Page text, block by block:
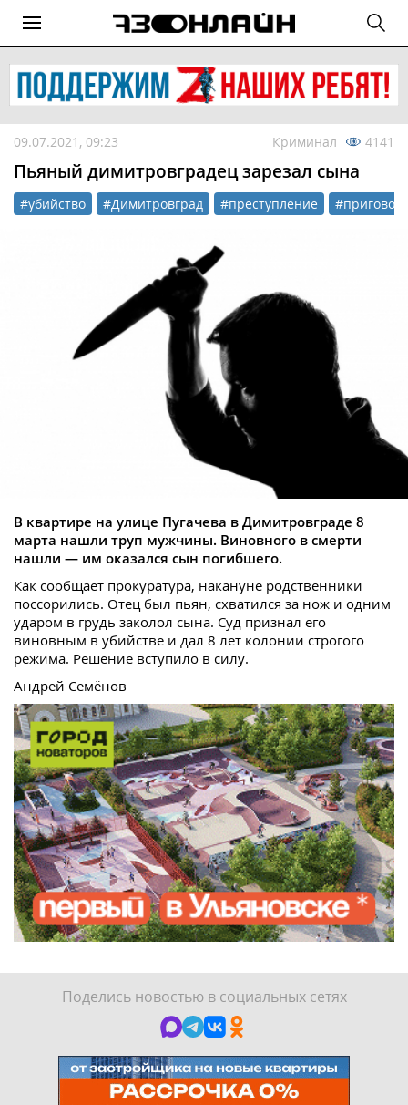
09.07.2021, 09:23 Криминал 4141
Пьяный димитровградец зарезал сына
#убийство #Димитровград #преступление #приговор
В квартире на улице Пугачева в Димитровграде 8
марта нашли труп мужчины. Виновного в смерти
нашли — им оказался сын погибшего.
Как сообщает прокуратура, накануне родственники
поссорились. Отец был пьян, схватился за нож и одним
ударом в грудь заколол сына. Суд признал его
виновным в убийстве и дал 8 лет колонии строгого
режима. Решение вступило в силу.
Андрей Семёнов
Поделись новостью в социальных сетях